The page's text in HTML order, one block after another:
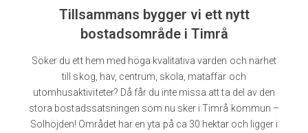
Tillsammans bygger vi ett nytt
bostadsområde i Timrå
Söker du ett hem med höga kvalitativa värden och närhet
till skog, hav, centrum, skola, mataffär och
utomhusaktiviteter? Då får du inte missa att ta del av den
stora bostadssatsningen som nu sker i Timrå kommun –
Solhöjden! Området har en yta på ca 30 hektar och ligger i